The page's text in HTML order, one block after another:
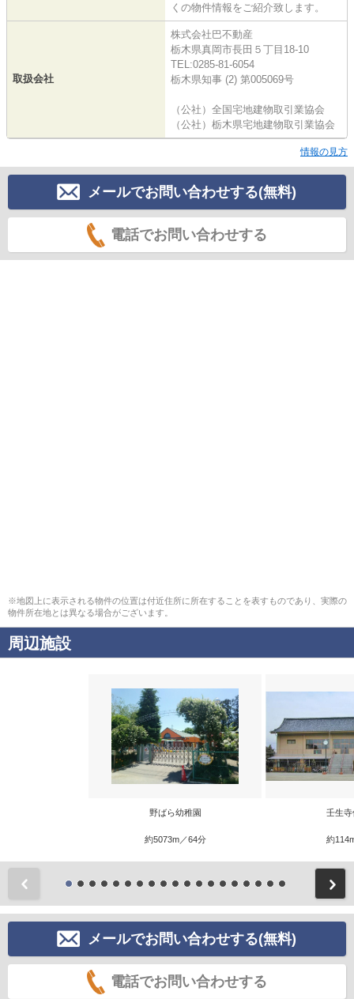
くの物件情報をご紹介致します。
取扱会社
株式会社巴不動産
栃木県真岡市長田５丁目18-10
TEL:0285-81-6054
栃木県知事 (2) 第005069号
（公社）全国宅地建物取引業協会
（公社）栃木県宅地建物取引業協会
情報の見方
メールでお問い合わせする(無料)
電話でお問い合わせする
※地図上に表示される物件の位置は付近住所に所在することを表すものであり、実際の
物件所在地とは異なる場合がございます。
周辺施設
野ばら幼稚園
約5073m／64分
壬生寺
約
メールでお問い合わせする(無料)
電話でお問い合わせする